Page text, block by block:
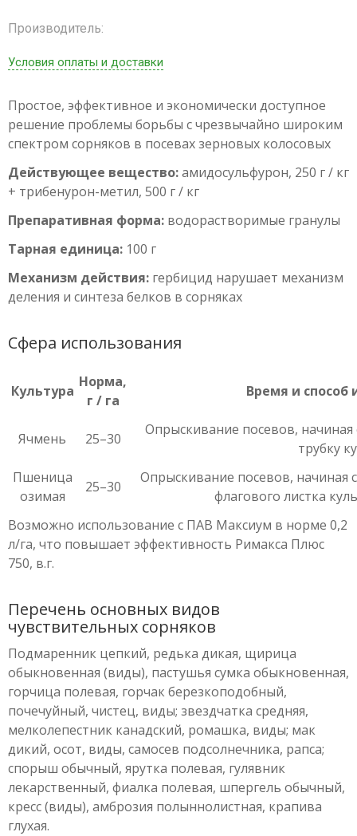
Производитель:
Условия оплаты и доставки
Простое, эффективное и экономически доступное
решение проблемы борьбы с чрезвычайно широким
спектром сорняков в посевах зерновых колосовых
Действующее вещество:амидосульфурон, 250 г / кг
+ трибенурон-метил, 500 г / кг
Препаративная форма: водорастворимые гранулы
Тарная единица: 100 г
Механизм действия: гербицид нарушает механизм
деления и синтеза белков в сорняках
Сфера использования
Культура
Норма,
г / га
Время и способ
Ячмень 25–30
Опрыскивание посевов,
трубку
Пшеница
озимая
25–30
Опрыскивание посевов, начиная
флагового листка
Возможно использование с ПАВ Максиум в норме 0,2
л/га, что повышает эффективность Римакса Плюс
750, в.г.
Перечень основных видов
чувствительных сорняков
Подмаренник цепкий, редька дикая, щирица
обыкновенная (виды), пастушья сумка обыкновенная,
горчица полевая, горчак березкоподобный,
почечуйный, чистец, виды; звездчатка средняя,
мелколепестник канадский, ромашка, виды; мак
дикий, осот, виды, самосев подсолнечника, рапса;
спорыш обычный, ярутка полевая, гулявник
лекарственный, фиалка полевая, шпергель обычный,
кресс (виды), амброзия полыннолистная, крапива
глухая.